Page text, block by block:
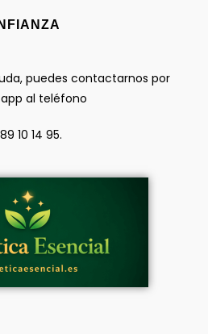
puedes contactarnos por
al teléfono
10 14 95.